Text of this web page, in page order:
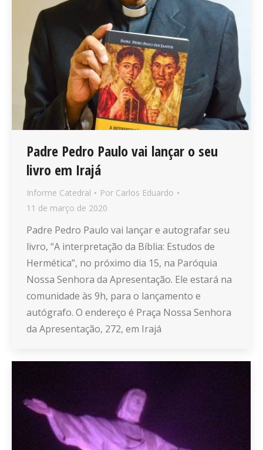
Padre Pedro Paulo vai lançar o seu
livro em Irajá
Informe Catedral Por Carlos Eduardo
11 de março de 2020
Padre Pedro Paulo vai lançar e autografar seu
livro, “A interpretação da Bíblia: Estudos de
Hermética”, no próximo dia 15, na Paróquia
Nossa Senhora da Apresentação. Ele estará na
comunidade às 9h, para o lançamento e
autógrafo. O endereço é Praça Nossa Senhora
da Apresentação, 272, em Irajá